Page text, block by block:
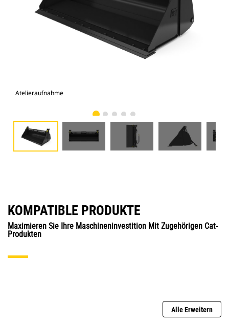
Atelieraufnahme
KOMPATIBLE PRODUKTE
Maximieren Sie Ihre Maschineninvestition Mit Zugehörigen Cat-
Produkten
Alle Erweitern